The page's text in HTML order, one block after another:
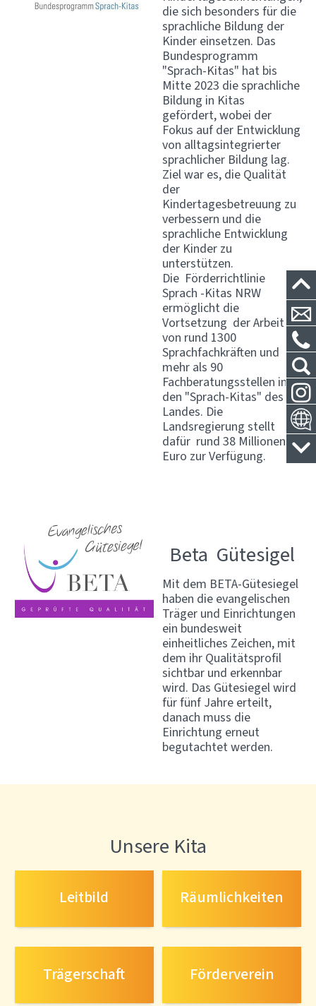
die sich besonders für die
sprachliche Bildung der
Kinder einsetzen. Das
Bundesprogramm
"Sprach-Kitas" hat bis
Mitte 2023 die sprachliche
Bildung in Kitas
gefördert, wobei der
Fokus auf der Entwicklung
von alltagsintegrierter
sprachlicher Bildung lag.
Ziel war es, die Qualität
der
Kindertagesbetreuung zu
verbessern und die
sprachliche Entwicklung
der Kinder zu
unterstützen.
Die Förderrichtlinie
Sprach -Kitas NRW
ermöglicht die
Vortsetzung der Arbeit
von rund 1300
Sprachfachkräften und
mehr als 90
Fachberatungsstellen in
den "Sprach-Kitas" des
Landes. Die
Landsregierung stellt
dafür rund 38 Millionen
Euro zur Verfügung.
Beta Gütesigel
Mit dem BETA-Gütesiegel
haben die evangelischen
Träger und Einrichtungen
ein bundesweit
einheitliches Zeichen, mit
dem ihr Qualitätsprofil
sichtbar und erkennbar
wird. Das Gütesiegel wird
für fünf Jahre erteilt,
danach muss die
Einrichtung erneut
begutachtet werden.
Unsere Kita
Leitbild Räumlichkeiten
Trägerschaft Förderverein